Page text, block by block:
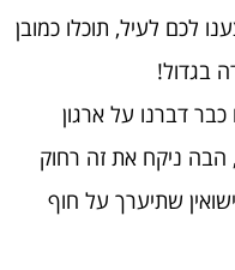
לכם לעיל, תוכלו כמובן
בגדול!
כבר דברנו על ארגון
הבה ניקח את זה רחוק
שתיערך על חוף